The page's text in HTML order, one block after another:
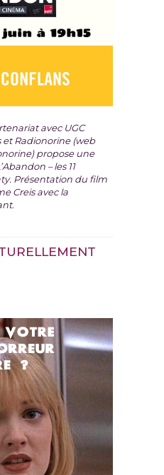
avec UGC
Radionorine (web
propose une
– les 11
Présentation du film
Creis avec la